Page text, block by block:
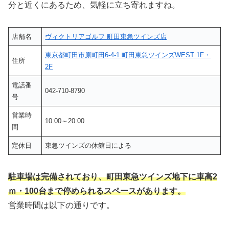
分と近くにあるため、気軽に立ち寄れますね。
店舗名 ヴィクトリアゴルフ 町田東急ツインズ店
住所
東京都町田市原町田6-4-1 町田東急ツインズWEST 1F・
2F
電話番
号
042-710-8790
営業時
間
10:00～20:00
定休日 東急ツインズの休館日による
駐車場は完備されており、町田東急ツインズ地下に車高2
ｍ・100台まで停められるスペースがあります。
営業時間は以下の通りです。